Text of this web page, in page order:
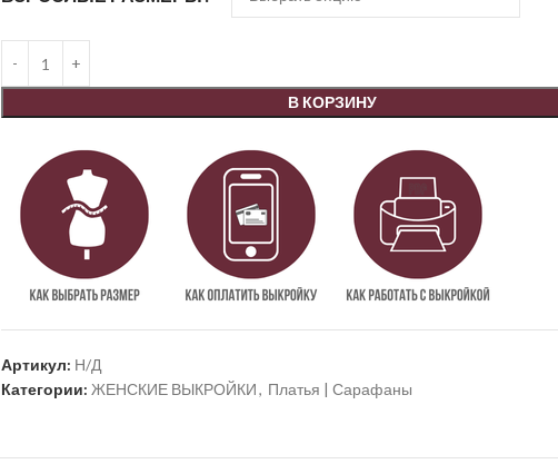
В КОРЗИНУ
Артикул: Н/Д
Категории: ЖЕНСКИЕ ВЫКРОЙКИ, Платья | Сарафаны